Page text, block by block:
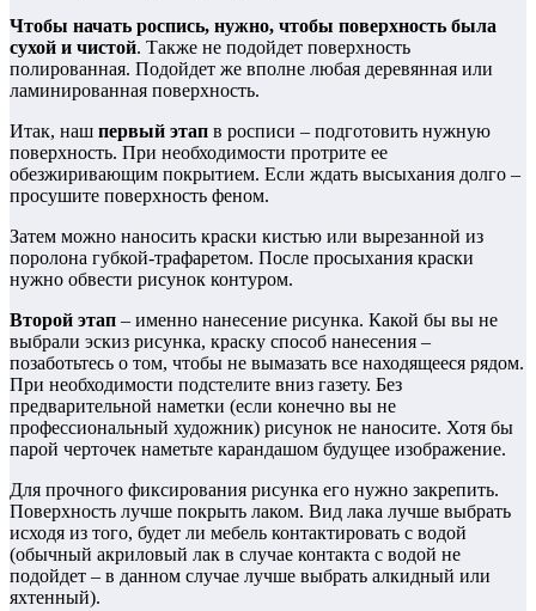
Чтобы начать роспись, нужно, чтобы поверхность была
сухой и чистой. Также не подойдет поверхность
полированная. Подойдет же вполне любая деревянная или
ламинированная поверхность.
Итак, наш первый этап в росписи – подготовить нужную
поверхность. При необходимости протрите ее
обезжиривающим покрытием. Если ждать высыхания долго –
просушите поверхность феном.
Затем можно наносить краски кистью или вырезанной из
поролона губкой-трафаретом. После просыхания краски
нужно обвести рисунок контуром.
Второй этап – именно нанесение рисунка. Какой бы вы не
выбрали эскиз рисунка, краску способ нанесения –
позаботьтесь о том, чтобы не вымазать все находящееся рядом.
При необходимости подстелите вниз газету. Без
предварительной наметки (если конечно вы не
профессиональный художник) рисунок не наносите. Хотя бы
парой черточек наметьте карандашом будущее изображение.
Для прочного фиксирования рисунка его нужно закрепить.
Поверхность лучше покрыть лаком. Вид лака лучше выбрать
исходя из того, будет ли мебель контактировать с водой
(обычный акриловый лак в случае контакта с водой не
подойдет – в данном случае лучше выбрать алкидный или
яхтенный).